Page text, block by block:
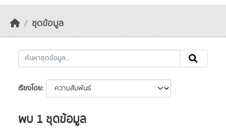
ชุดข้อมูล
เรียงโดย
พบ 1 ชุดข้อมูล